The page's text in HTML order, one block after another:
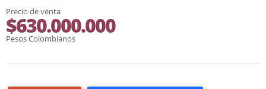
Precio de venta
$630.000.000
Pesos Colombianos